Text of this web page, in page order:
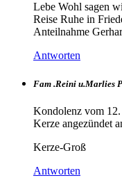
Lebe Wohl sagen
Reise Ruhe in
Anteilnahme
Antworten
Fam .Reini u.Marlies
Kondolenz vom
Kerze angezündet
Kerze-Groß
Antworten